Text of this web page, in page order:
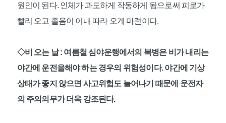
원인이 된다. 인체가 과도하게 작동하게 됨으로써 피로가
빨리 오고 졸음이 이내 따라 오게 마련이다.
◇비 오는 날 : 여름철 심야운행에서의 복병은 비가 내리는
야간에 운전을해야 하는 경우의 위험성이다. 야간에 기상
상태가 좋지 않으면 사고위험도 늘어나기 때문에 운전자
의 주의의무가 더욱 강조된다.